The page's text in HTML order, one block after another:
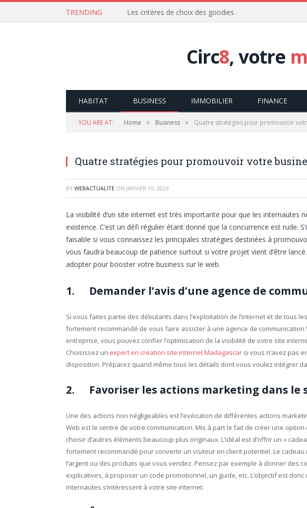
TRENDING Les critères de choix des goodies
Circ8, votre
HABITAT BUSINESS IMMOBILIER FINANCE
YOU ARE AT: Home » Business » Quatre stratégies pour promouvoir
Quatre stratégies pour promouvoir votre
BY WEBACTUALITE ON JANVIER 16, 2026
La visibilité d’un site internet est très importante pour que les internautes
existence. C’est un défi régulier étant donné que la concurrence est rude.
faisable si vous connaissez les principales stratégies destinées à
vous faudra beaucoup de patience surtout si votre projet vient d’être
adopter pour booster votre business sur le web.
1. Demander l’avis d’une agence de
Si vous faites partie des débutants dans l’exploitation de l’internet et de tous
fortement recommandé de vous faire assister à une agence de
entreprise, vous pouvez confier l’optimisation de la visibilité de votre site
Choisissez un expert en creation site internet Madagascar si vous n’avez pas
disposition. Préparez quand même tous les détails dont vous voulez intégrer
2. Favoriser les actions marketing dans le
Une des actions non négligeables est l’exécution de différentes actions
Web est le centre de votre communication. Mis à part le fait de créer une
choisir d’autres éléments beaucoup plus originaux. L’idéal est d’offrir un «
fortement recommandé pour convertir un visiteur en client potentiel. Le cadeau
l’argent ou des produits que vous vendez. Pensez par exemple à donner des
explicatives, à proposer un code promotionnel, un guide, etc. L’objectif est
internautes s’intéressent à votre site internet.